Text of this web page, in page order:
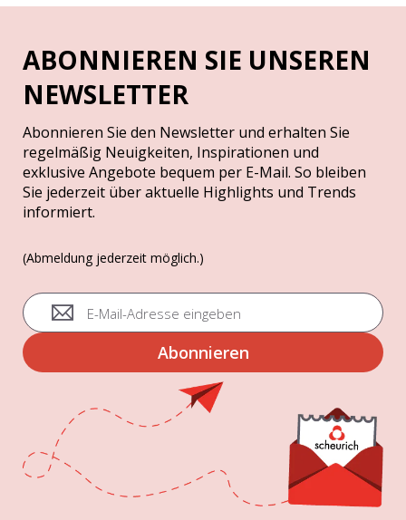
ABONNIEREN SIE UNSEREN
NEWSLETTER
Abonnieren Sie den Newsletter und erhalten Sie
regelmäßig Neuigkeiten, Inspirationen und
exklusive Angebote bequem per E-Mail. So bleiben
Sie jederzeit über aktuelle Highlights und Trends
informiert.
(Abmeldung jederzeit möglich.)
A
n
m
e
z
u
Abonnieren